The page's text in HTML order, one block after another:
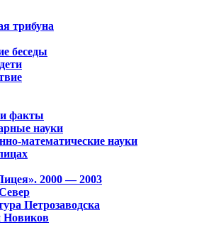
трибуна
беседы
факты
науки
математические науки
2000 — 2003
Петрозаводска
Новиков